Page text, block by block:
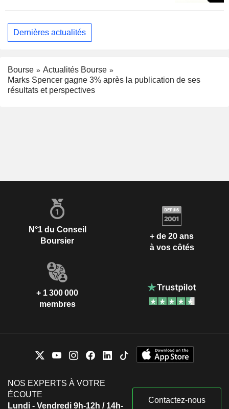
Dernières actualités
Bourse
Actualités Bourse
Marks Spencer gagne 3% après la publication de ses
résultats et perspectives
N°1 du Conseil
Boursier
+ de 20 ans
à vos côtés
+ 1 300 000
membres
NOS EXPERTS À VOTRE
ÉCOUTE
Lundi - Vendredi 9h-12h / 14h-
Contactez-nous